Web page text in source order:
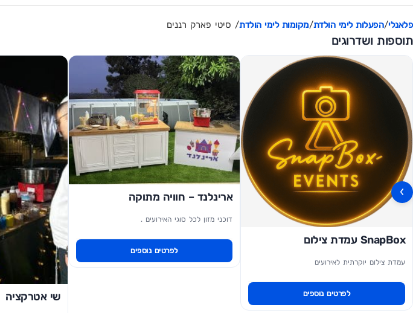
פלאנלי/הפעלות לימי הולדת/מקומות לימי הולדת/ סיטי פארק רננים
תוספות ושדרוגים
SnapBox עמדת צילום
עמדת צילום יוקרתית לאירועים
לפרטים נוספים
ארינלנד – חוויה מתוקה
דוכני מזון לכל סוגי האירועים .
לפרטים נוספים
שי אטרקציה
›